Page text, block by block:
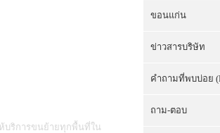
ห้บริการขนย้ายทุกพื้นที่ใน
ขอนแก่น
ข่าวสารบริษัท
คำถามที่พบบ่อย
ถาม-ตอบ